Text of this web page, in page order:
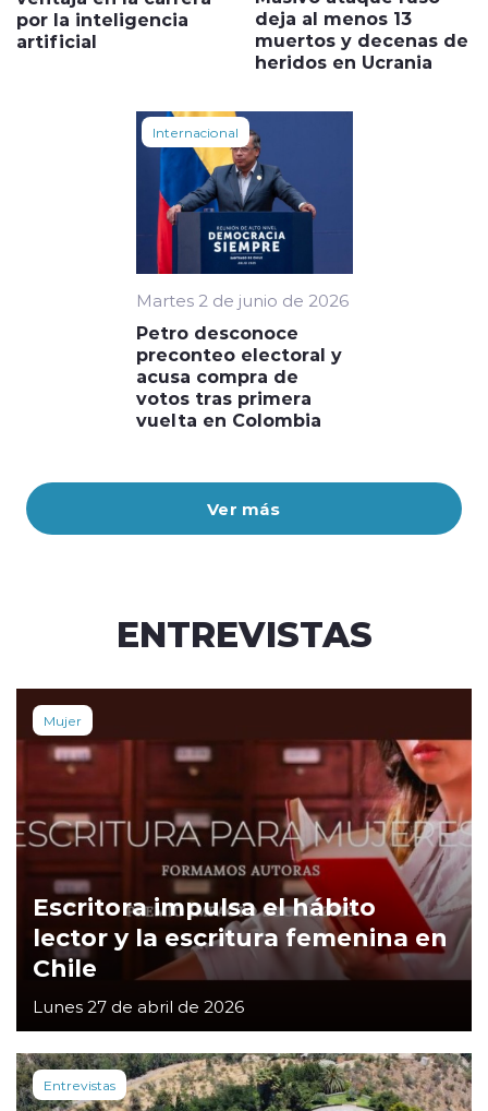
Ver más
por la inteligencia
artificial
deja al menos 13
muertos y decenas de
heridos en Ucrania
Internacional
Martes 2 de junio de 2026
Petro desconoce
preconteo electoral y
acusa compra de
votos tras primera
vuelta en Colombia
ENTREVISTAS
Mujer
Escritora impulsa el hábito
lector y la escritura femenina en
Chile
Lunes 27 de abril de 2026
Entrevistas